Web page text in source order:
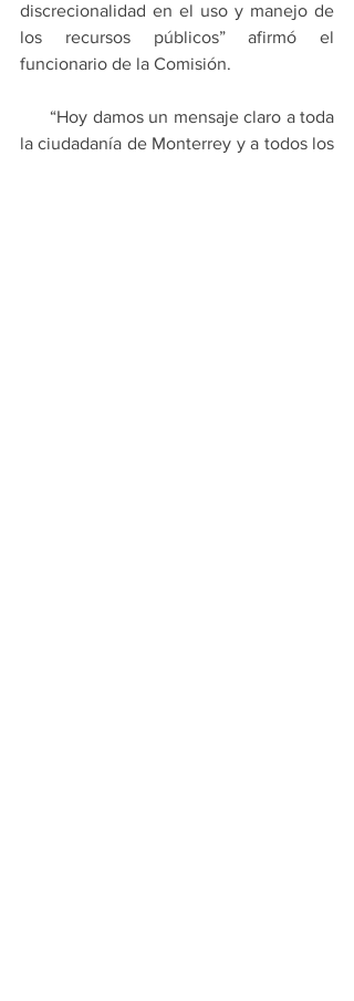
discrecionalidad en el uso y manejo de
los recursos públicos” afirmó el
funcionario de la Comisión.
la ciudadanía de Monterrey y a todos los